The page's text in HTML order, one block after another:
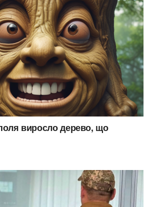
виросло дерево, що